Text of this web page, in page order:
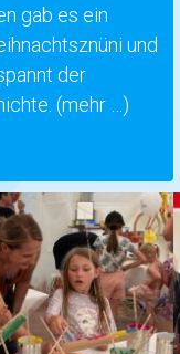
gab es ein
und
der
(mehr …)